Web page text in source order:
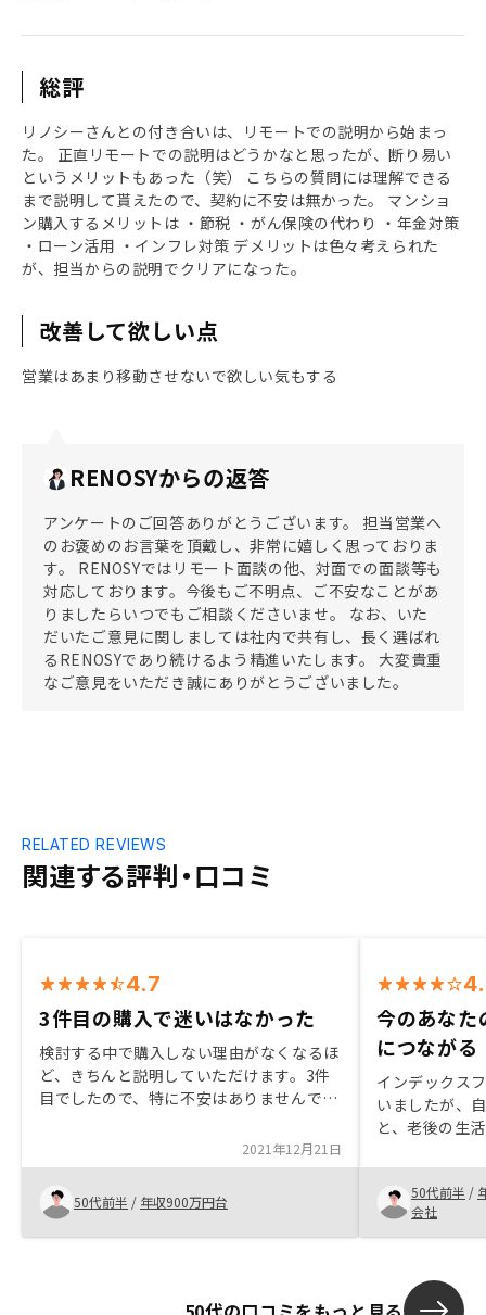
総評
リノシーさんとの付き合いは、リモートでの説明から始まっ
た。 正直リモートでの説明はどうかなと思ったが、断り易い
というメリットもあった（笑） こちらの質問には理解できる
まで説明して貰えたので、契約に不安は無かった。 マンショ
ン購入するメリットは ・節税 ・がん保険の代わり ・年金対策
・ローン活用 ・インフレ対策 デメリットは色々考えられた
が、担当からの説明でクリアになった。
改善して欲しい点
営業はあまり移動させないで欲しい気もする
RENOSYからの返答
アンケートのご回答ありがとうございます。 担当営業へ
のお褒めのお言葉を頂戴し、非常に嬉しく思っておりま
す。 RENOSYではリモート面談の他、対面での面談等も
対応しております。今後もご不明点、ご不安なことがあ
りましたらいつでもご相談くださいませ。 なお、いた
だいたご意見に関しましては社内で共有し、長く選ばれ
るRENOSYであり続けるよう精進いたします。 大変貴重
なご意見をいただき誠にありがとうございました。
関連する評判・口コミ
RELATED REVIEWS
4.7
3件目の購入で迷いはなかった
検討する中で購入しない理由がなくなるほ
ど、きちんと説明していただけます。3件
目でしたので、特に不安はありませんでし
ているので、その選択に迷うことはありま
した。
2021年12月21日
50代前半 / 年収900万円台
今のあなた
につなが
インデックス
いましたが、
と、老後の生
人からリノシ
即決しました
りませんが、
れば、老後の
50代前半 /
会社